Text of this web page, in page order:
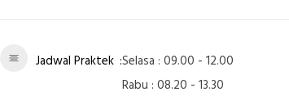
Jadwal Praktek Selasa : 09.00 - 12.00
Rabu : 08.20 - 13.30